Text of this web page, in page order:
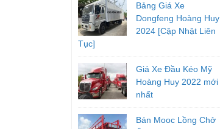
Bảng Giá Xe
Dongfeng Hoàng Huy
2024 [Cập Nhật Liên
Tục]
Giá Xe Đầu Kéo Mỹ
Hoàng Huy 2022 mới
nhất
Bán Mooc Lồng Chở